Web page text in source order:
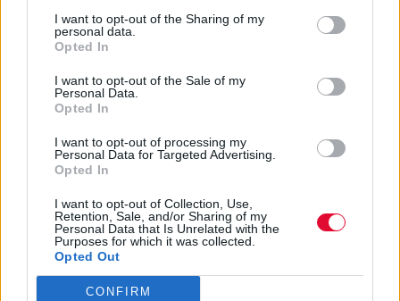
I want to opt-out of the Sharing of my
personal data.
Opted In
I want to opt-out of the Sale of my
Personal Data.
Opted In
I want to opt-out of processing my
Personal Data for Targeted Advertising.
Opted In
I want to opt-out of Collection, Use,
Retention, Sale, and/or Sharing of my
Personal Data that Is Unrelated with the
Purposes for which it was collected.
Opted Out
CONFIRM